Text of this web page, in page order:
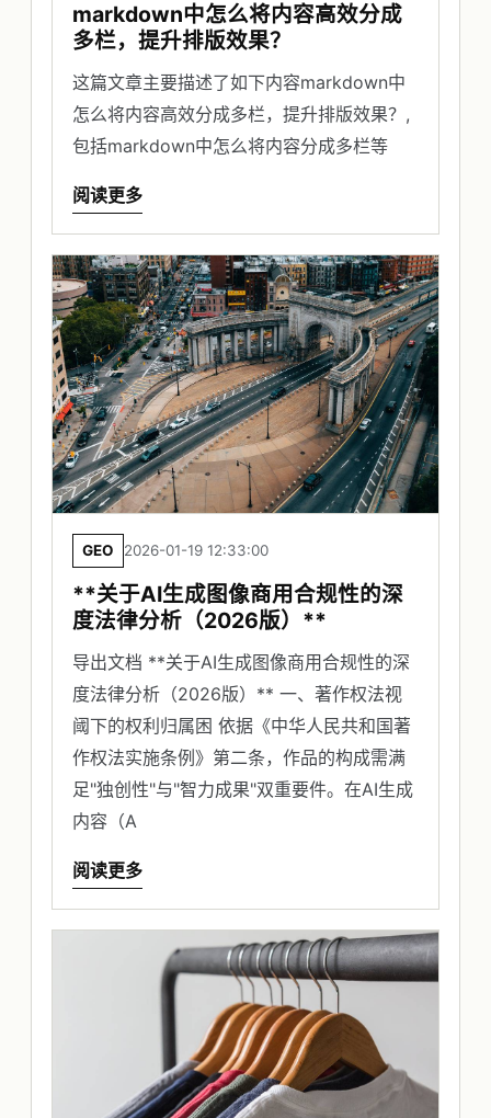
markdown中怎么将内容高效分成
多栏，提升排版效果？
这篇文章主要描述了如下内容markdown中
怎么将内容高效分成多栏，提升排版效果？,
包括markdown中怎么将内容分成多栏等
阅读更多
GEO 2026-01-19 12:33:00
**关于AI生成图像商用合规性的深
度法律分析（2026版）**
导出文档 **关于AI生成图像商用合规性的深
度法律分析（2026版）** 一、著作权法视
阈下的权利归属困 依据《中华人民共和国著
作权法实施条例》第二条，作品的构成需满
足"独创性"与"智力成果"双重要件。在AI生成
内容（A
阅读更多